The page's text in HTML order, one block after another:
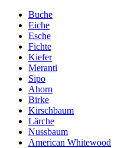
Buche
Eiche
Esche
Fichte
Kiefer
Meranti
Sipo
Ahorn
Birke
Kirschbaum
Lärche
Nussbaum
American Whitewood